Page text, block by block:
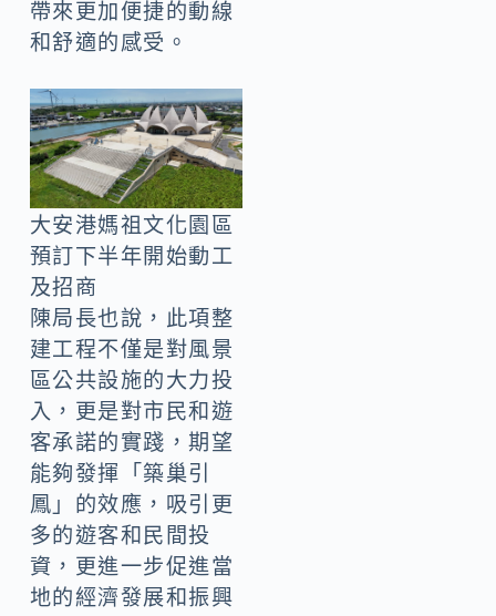
帶來更加便捷的動線
和舒適的感受。
大安港媽祖文化園區
預訂下半年開始動工
及招商
陳局長也說，此項整
建工程不僅是對風景
區公共設施的大力投
入，更是對市民和遊
客承諾的實踐，期望
能夠發揮「築巢引
鳳」的效應，吸引更
多的遊客和民間投
資，更進一步促進當
地的經濟發展和振興